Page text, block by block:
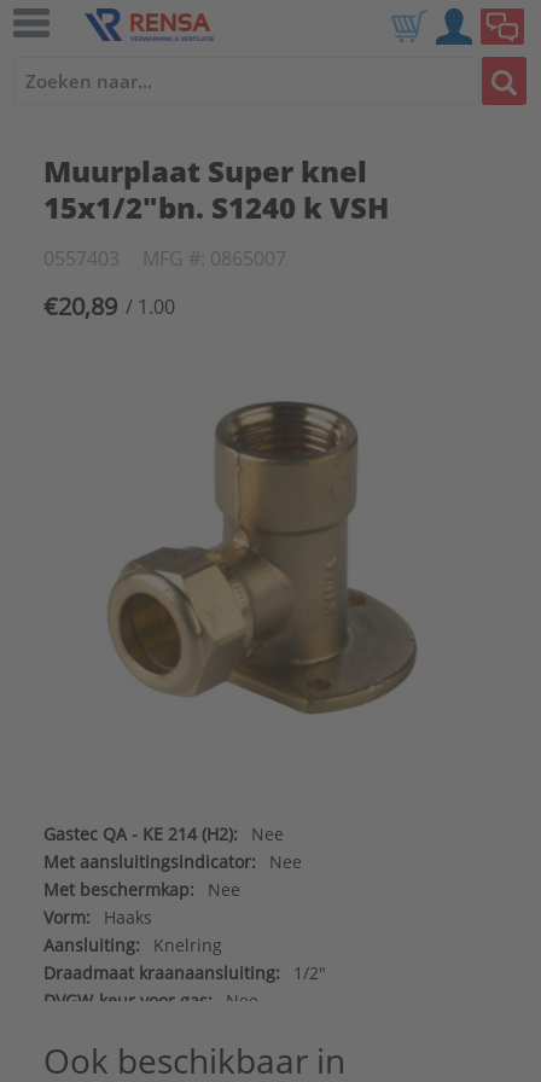
Muurplaat Super knel
15x1/2"bn. S1240 k VSH
0557403 MFG #: 0865007
€20,89 / 1.00
Gastec QA - KE 214 (H2):
Nee
Met aansluitingsindicator:
Nee
Met beschermkap:
Nee
Vorm:
Haaks
Aansluiting:
Knelring
Draadmaat kraanaansluiting:
1/2"
DVGW-keur voor gas:
Nee
Gastec QA: Nee
Ook beschikbaar in